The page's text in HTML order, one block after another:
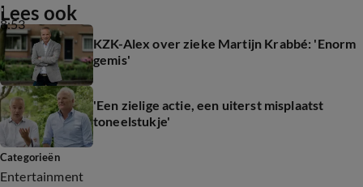
8:53
Lees ook
KZK-Alex over zieke Martijn Krabbé: 'Enorm
gemis'
'Een zielige actie, een uiterst misplaatst
toneelstukje'
Categorieën
Entertainment